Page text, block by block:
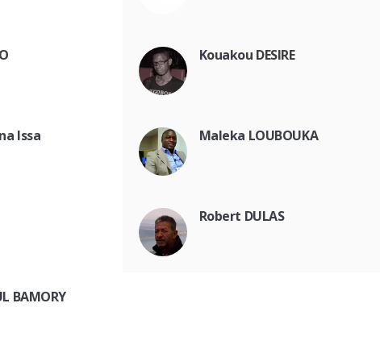
Kouakou DESIRE
Issa
Maleka LOUBOUKA
Robert DULAS
BAMORY